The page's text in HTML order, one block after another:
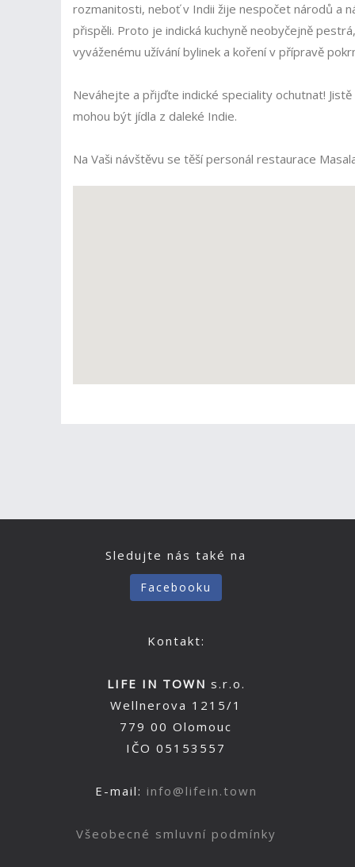
rozmanitosti, neboť v Indii žije nespočet národů a
přispěli. Proto je indická kuchyně neobyčejně
vyváženému užívání bylinek a koření v přípravě
Neváhejte a přijďte indické speciality ochutnat!
mohou být jídla z daleké Indie.
Na Vaši návštěvu se těší personál restaurace
Sledujte nás také na
Facebooku
Kontakt:
LIFE IN TOWN s.r.o.
Wellnerova 1215/1
779 00 Olomouc
IČO 05153557
E-mail: info@lifein.town
Všeobecné smluvní podmínky